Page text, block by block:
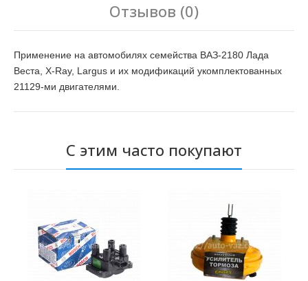
Отзывов (0)
Применение на автомобилях семейства ВАЗ-2180 Лада
Веста, X-Ray, Largus и их модификаций укомплектованных
21129-ми двигателями.
С этим часто покупают